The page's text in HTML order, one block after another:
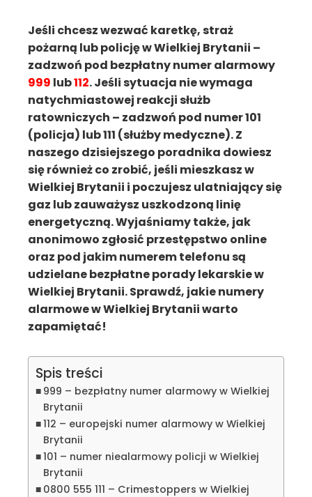
Jeśli chcesz wezwać karetkę, straż
pożarną lub policję w Wielkiej Brytanii –
zadzwoń pod bezpłatny numer alarmowy
999 lub112. Jeśli sytuacja nie wymaga
natychmiastowej reakcji służb
ratowniczych – zadzwoń pod numer 101
(policja) lub 111 (służby medyczne). Z
naszego dzisiejszego poradnika dowiesz
się również co zrobić, jeśli mieszkasz w
Wielkiej Brytanii i poczujesz ulatniający się
gaz lub zauważysz uszkodzoną linię
energetyczną. Wyjaśniamy także, jak
anonimowo zgłosić przestępstwo online
oraz pod jakim numerem telefonu są
udzielane bezpłatne porady lekarskie w
Wielkiej Brytanii. Sprawdź, jakie numery
alarmowe w Wielkiej Brytanii warto
zapamiętać!
Spis treści
999 – bezpłatny numer alarmowy w Wielkiej
Brytanii
112 – europejski numer alarmowy w Wielkiej
Brytanii
101 – numer niealarmowy policji w Wielkiej
Brytanii
0800 555 111 – Crimestoppers w Wielkiej